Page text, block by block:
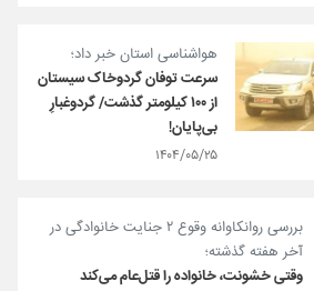
هواشناسی استان خبر داد؛
سرعت توفان گردوخاک سیستان
از ۱۰۰ کیلومتر گذشت/ گردوغبارِ
بی‌پایان!
۱۴۰۴/۰۵/۲۵
بررسی روانکاوانه وقوع ۲ جنایت خانوادگی در
آخر هفته گذشته؛
وقتی خشونت، خانواده را قتل‌عام می‌کند